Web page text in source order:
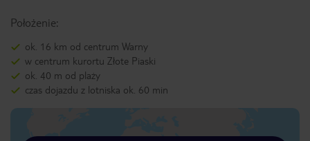
Położenie:
ok. 16 km od centrum Warny
w centrum kurortu Złote Piaski
ok. 40 m od plaży
czas dojazdu z lotniska ok. 60 min